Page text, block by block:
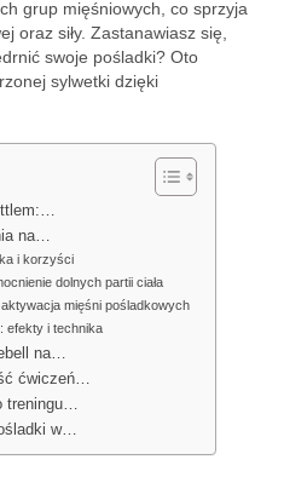
grup mięśniowych, co sprzyja
oraz siły. Zastanawiasz się,
swoje pośladki? Oto
sylwetki dzięki
na…
i korzyści
dolnych partii ciała
mięśni pośladkowych
efekty i technika
na…
ćwiczeń…
treningu…
w…